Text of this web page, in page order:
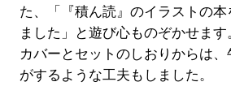
た、「『積ん読』のイラストの
ました」と遊び心ものぞかせま
カバーとセットのしおりからは
がするような工夫もしました。